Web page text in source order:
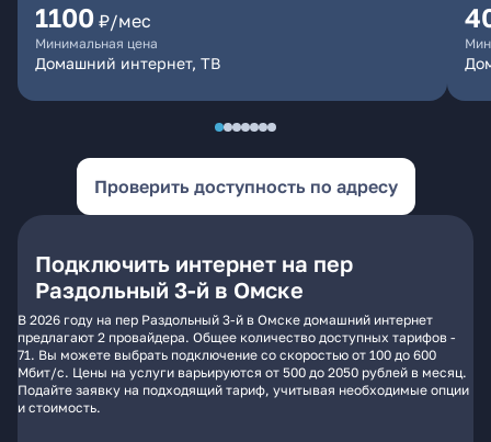
1100 ₽/мес
Минимальная цена
Домашний интернет, ТВ
Проверить доступность по адресу
Подключить интернет на пер
Раздольный 3-й в Омске
В 2026 году на пер Раздольный 3-й в Омске домашний интернет
предлагают 2 провайдера. Общее количество доступных тарифов -
71. Вы можете выбрать подключение со скоростью от 100 до 600
Мбит/с. Цены на услуги варьируются от 500 до 2050 рублей в месяц.
Подайте заявку на подходящий тариф, учитывая необходимые опции
и стоимость.